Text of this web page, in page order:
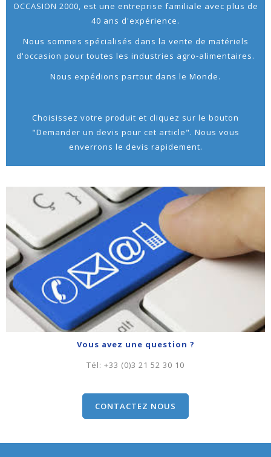
OCCASION 2000, est une entreprise familiale avec plus de
40 ans d'expérience.
Nous sommes spécialisés dans la vente de matériels
d'occasion pour toutes les industries agro-alimentaires.
Nous expédions partout dans le Monde.
Choisissez votre produit et cliquez sur le bouton
"Demander un devis pour cet article". Nous vous
enverrons le devis rapidement.
Vous avez une question ?
Tél: +33 (0)3 21 52 30 10
CONTACTEZ NOUS